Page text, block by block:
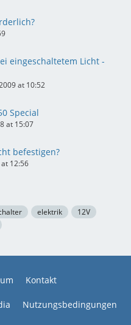
eingeschaltetem Licht -
at 10:52
Special
at 15:07
befestigen?
12:56
elektrik
12V
Kontakt
Nutzungsbedingungen